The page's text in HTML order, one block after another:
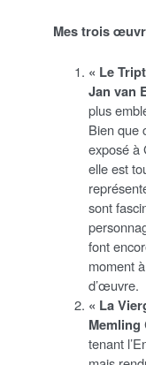
Mes trois
« Le
Jan van
plus
Bien que
exposé à
elle est
sont
font
moment
d’œuvre.
« La
Memling
tenant